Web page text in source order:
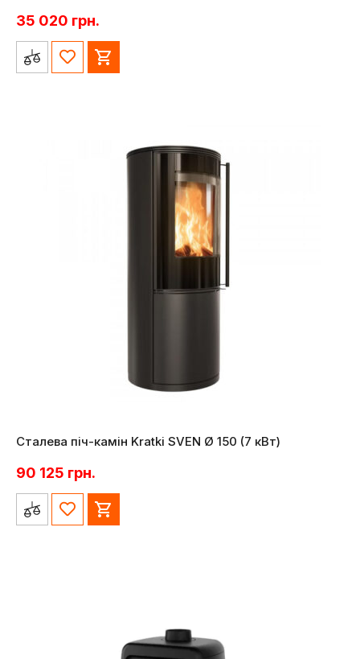
35 020 грн.
Сталева піч-камін Kratki SVEN Ø 150 (7 кВт)
90 125 грн.